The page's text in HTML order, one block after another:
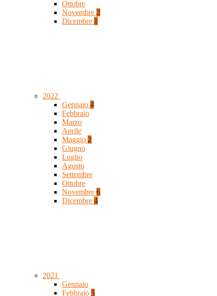
Ottobre
Novembre 2
Dicembre 1
2022
Gennaio 4
Febbraio
Marzo
Aprile
Maggio 2
Giugno
Luglio
Agosto
Settembre
Ottobre
Novembre 6
Dicembre 4
2021
Gennaio
Febbraio 5